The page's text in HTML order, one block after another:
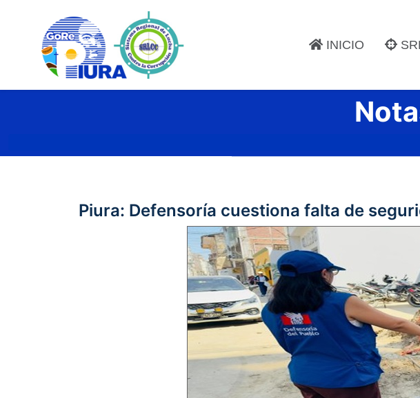
INICIO
Piura: Defensoría cuestiona falta de